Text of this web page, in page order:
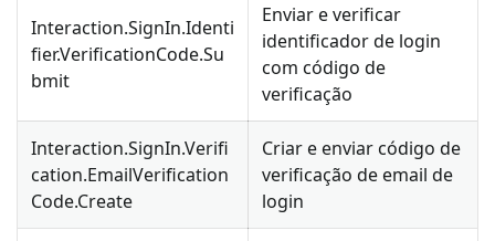
Interaction.SignIn.Identi
fier.VerificationCode.Su
bmit
Enviar e verificar
identificador de login
com código de
verificação
Interaction.SignIn.Verifi
cation.EmailVerification
Code.Create
Criar e enviar código de
verificação de email de
login